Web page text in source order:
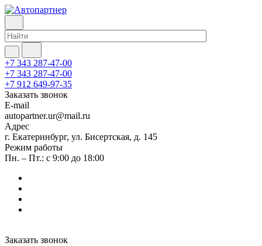
+7 343 287-47-00
+7 343 287-47-00
+7 912 649-97-35
Заказать звонок
E-mail
autopartner.ur@mail.ru
Адрес
г. Екатеринбург, ул. Бисертская, д. 145
Режим работы
Пн. – Пт.: с 9:00 до 18:00
Заказать звонок